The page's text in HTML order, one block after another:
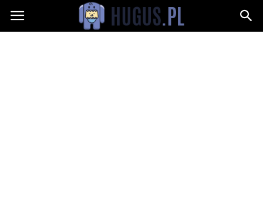
Hugus.pl